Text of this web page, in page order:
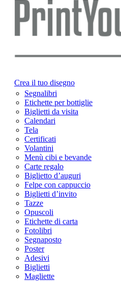
Crea il tuo disegno
Segnalibri
Etichette per bottiglie
Biglietti da visita
Calendari
Tela
Certificati
Volantini
Menù cibi e bevande
Carte regalo
Biglietto d’auguri
Felpe con cappuccio
Biglietti d’invito
Tazze
Opuscoli
Etichette di carta
Fotolibri
Segnaposto
Poster
Adesivi
Biglietti
Magliette